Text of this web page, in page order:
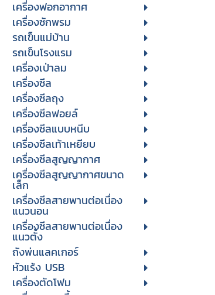
เครื่องฟอกอากาศ
เครื่องซักพรม
รถเข็นแม่บ้าน
รถเข็นโรงแรม
เครื่องเป่าลม
เครื่องซีล
เครื่องซีลถุง
เครื่องซีลฟอยล์
เครื่องซีลแบบหนีบ
เครื่องซีลเท้าเหยียบ
เครื่องซีลสูญญากาศ
เครื่องซีลสูญญากาศขนาด
เล็ก
เครื่องซีลสายพานต่อเนื่อง
แนวนอน
เครื่องซีลสายพานต่อเนื่อง
แนวตั้ง
ถังพ่นแลคเกอร์
หัวแร้ง USB
เครื่องตัดโฟม